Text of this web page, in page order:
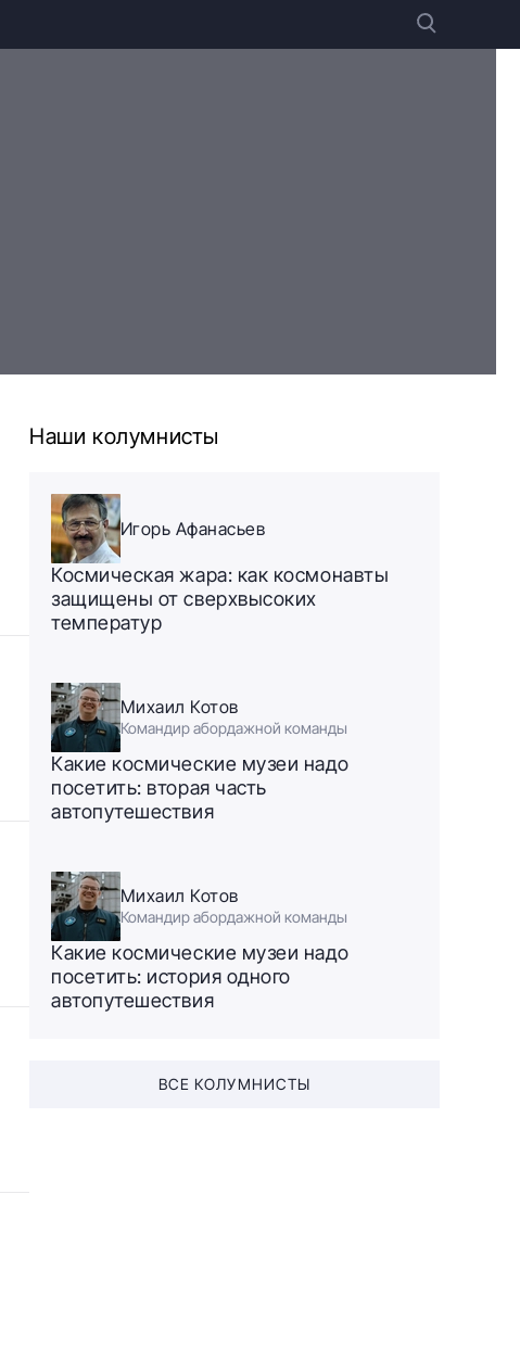
Наши колумнисты
Игорь Афанасьев
Космическая жара: как космонавты
защищены от сверхвысоких
температур
Михаил Котов
Командир абордажной команды
Какие космические музеи надо
посетить: вторая часть
автопутешествия
Михаил Котов
Командир абордажной команды
Какие космические музеи надо
посетить: история одного
автопутешествия
ВСЕ КОЛУМНИСТЫ